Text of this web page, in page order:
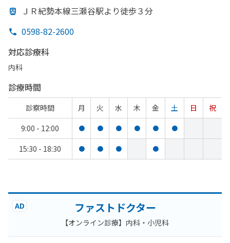
ＪＲ紀勢本線三瀬谷駅より徒歩３分
0598-82-2600
対応診療科
内科
診療時間
診察時間 月 火 水 木 金 土 日
祝
9:00 - 12:00
● ● ● ● ● ●
15:30 - 18:30 ● ● ● ●
AD ファストドクター
【オンライン診療】内科・小児科